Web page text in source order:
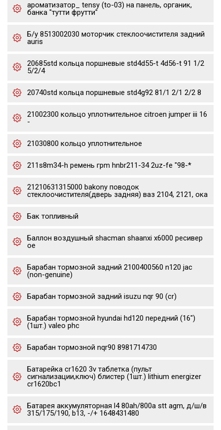
ароматизатор_ tensy (to-03) на панель, органик,
банка "тутти фрутти"
Б/у 8513002030 моторчик стеклоочистителя задний
auris
20685std кольца поршневые std4d55-t 4d56-t 91 1/2
5/2/4
20740std кольца поршневые std4g92 81/1 2/1 2/2 8
21002300 кольцо уплотнительное citroen jumper iii 16
-
21030800 кольцо уплотнительное
211s8m34-h ремень грm hnbr211-34 2uz-fe "98-*
21210631315000 bakony поводок
стеклоочистителя(дверь задняя) ваз 2104, 2121, ока
Бак топливный
Баллон воздушный shacman shaanxi x6000 ресивер
oe
Барабан тормозной задний 2100400560 n120 jac
(non-genuine)
Барабан тормозной задний isuzu nqr 90 (cr)
Барабан тормозной hyundai hd120 передний (16")
(1шт.) valeo phc
Барабан тормозной nqr90 8981714730
Батарейка cr1620 3v таблетка (пульт
сигнализации,ключ) блистер (1шт.) lithium energizer
cr1620bc1
Батарея аккумуляторная l4 80ah/800a stt agm, д/ш/в
315/175/190, b13, -/+ 1648431480